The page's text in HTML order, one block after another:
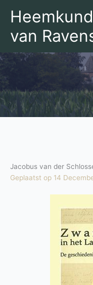
naar
inhoudvan
Jacobus van der
Geplaatst op 14